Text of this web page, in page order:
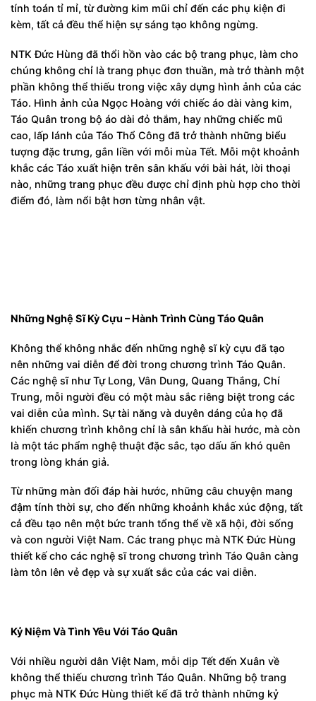
tính toán tỉ mỉ, từ đường kim mũi chỉ đến các phụ kiện đi
kèm, tất cả đều thể hiện sự sáng tạo không ngừng.
NTK Đức Hùng đã thổi hồn vào các bộ trang phục, làm cho
chúng không chỉ là trang phục đơn thuần, mà trở thành một
phần không thể thiếu trong việc xây dựng hình ảnh của các
Táo. Hình ảnh của Ngọc Hoàng với chiếc áo dài vàng kim,
Táo Quân trong bộ áo dài đỏ thắm, hay những chiếc mũ
cao, lấp lánh của Táo Thổ Công đã trở thành những biểu
tượng đặc trưng, gắn liền với mỗi mùa Tết. Mỗi một khoảnh
khắc các Táo xuất hiện trên sân khấu với bài hát, lời thoại
nào, những trang phục đều được chỉ định phù hợp cho thời
điểm đó, làm nổi bật hơn từng nhân vật.
Những Nghệ Sĩ Kỳ Cựu – Hành Trình Cùng Táo Quân
Không thể không nhắc đến những nghệ sĩ kỳ cựu đã tạo
nên những vai diễn để đời trong chương trình Táo Quân.
Các nghệ sĩ như Tự Long, Vân Dung, Quang Thắng, Chí
Trung, mỗi người đều có một màu sắc riêng biệt trong các
vai diễn của mình. Sự tài năng và duyên dáng của họ đã
khiến chương trình không chỉ là sân khấu hài hước, mà còn
là một tác phẩm nghệ thuật đặc sắc, tạo dấu ấn khó quên
trong lòng khán giả.
Từ những màn đối đáp hài hước, những câu chuyện mang
đậm tính thời sự, cho đến những khoảnh khắc xúc động, tất
cả đều tạo nên một bức tranh tổng thể về xã hội, đời sống
và con người Việt Nam. Các trang phục mà NTK Đức Hùng
thiết kế cho các nghệ sĩ trong chương trình Táo Quân càng
làm tôn lên vẻ đẹp và sự xuất sắc của các vai diễn.
Kỷ Niệm Và Tình Yêu Với Táo Quân
Với nhiều người dân Việt Nam, mỗi dịp Tết đến Xuân về
không thể thiếu chương trình Táo Quân. Những bộ trang
phục mà NTK Đức Hùng thiết kế đã trở thành những kỷ